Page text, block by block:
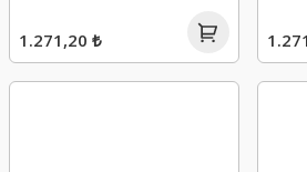
1.271,20 ₺